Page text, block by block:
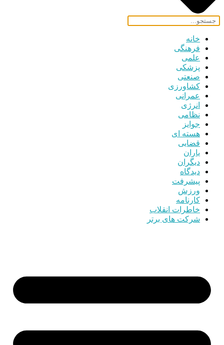
خانه
فرهنگی
علمی
پزشکی
صنعتی
کشاورزی
عمرانی
انرژی
نظامی
جوایز
هسته ای
قضایی
یاران
دیگران
دیدگاه
پیشرفت
ورزش
کارنامه
خاطرات انقلاب
شرکت های برتر